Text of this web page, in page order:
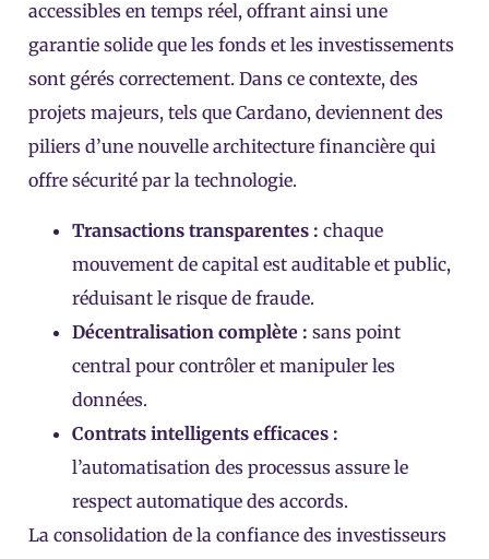
accessibles en temps réel, offrant ainsi une
garantie solide que les fonds et les investissements
sont gérés correctement. Dans ce contexte, des
projets majeurs, tels que Cardano, deviennent des
piliers d’une nouvelle architecture financière qui
offre sécurité par la technologie.
Transactions transparentes : chaque
mouvement de capital est auditable et public,
réduisant le risque de fraude.
Décentralisation complète : sans point
central pour contrôler et manipuler les
données.
Contrats intelligents efficaces :
l’automatisation des processus assure le
respect automatique des accords.
La consolidation de la confiance des investisseurs